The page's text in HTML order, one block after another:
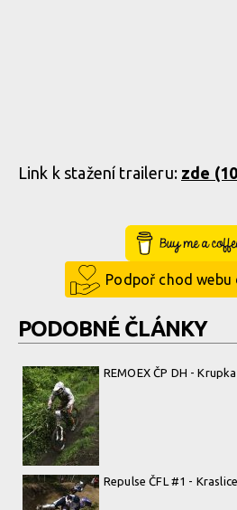
Link k stažení traileru: zde
Buy Me a
Podpoř chod webu
PODOBNÉ ČLÁNKY
REMOEX ČP DH -
Repulse ČFL #1 - Kraslice